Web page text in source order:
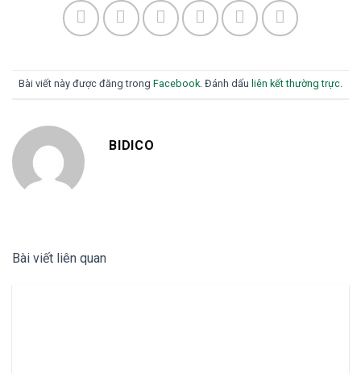
Bài viết này được đăng trong Facebook. Đánh dấu liên kết thường trực.
BIDICO
Bài viết liên quan